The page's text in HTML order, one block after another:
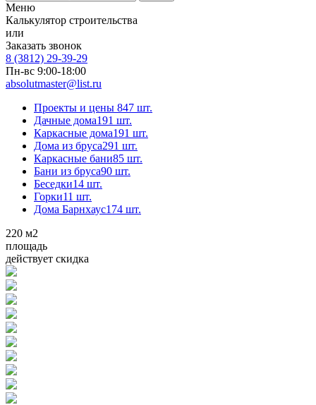
Меню
Калькулятор строительства
или
Заказать звонок
8 (3812) 29-39-29
Пн-вс 9:00-18:00
absolutmaster@list.ru
Проекты и цены 847 шт.
Дачные дома191 шт.
Каркасные дома191 шт.
Дома из бруса291 шт.
Каркасные бани85 шт.
Бани из бруса90 шт.
Беседки14 шт.
Горки11 шт.
Дома Барнхаус174 шт.
220 м2
площадь
действует скидка